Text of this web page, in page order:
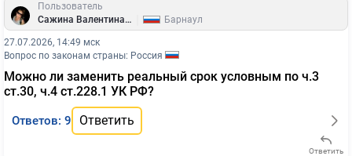
Пользователь
Сажина Валентина Геннадьевна
Барнаул
27.07.2026, 14:49 мск
Вопрос по законам страны: Россия
Можно ли заменить реальный срок условным по ч.3
ст.30, ч.4 ст.228.1 УК РФ?
Ответов: 9 Ответить
Ответить